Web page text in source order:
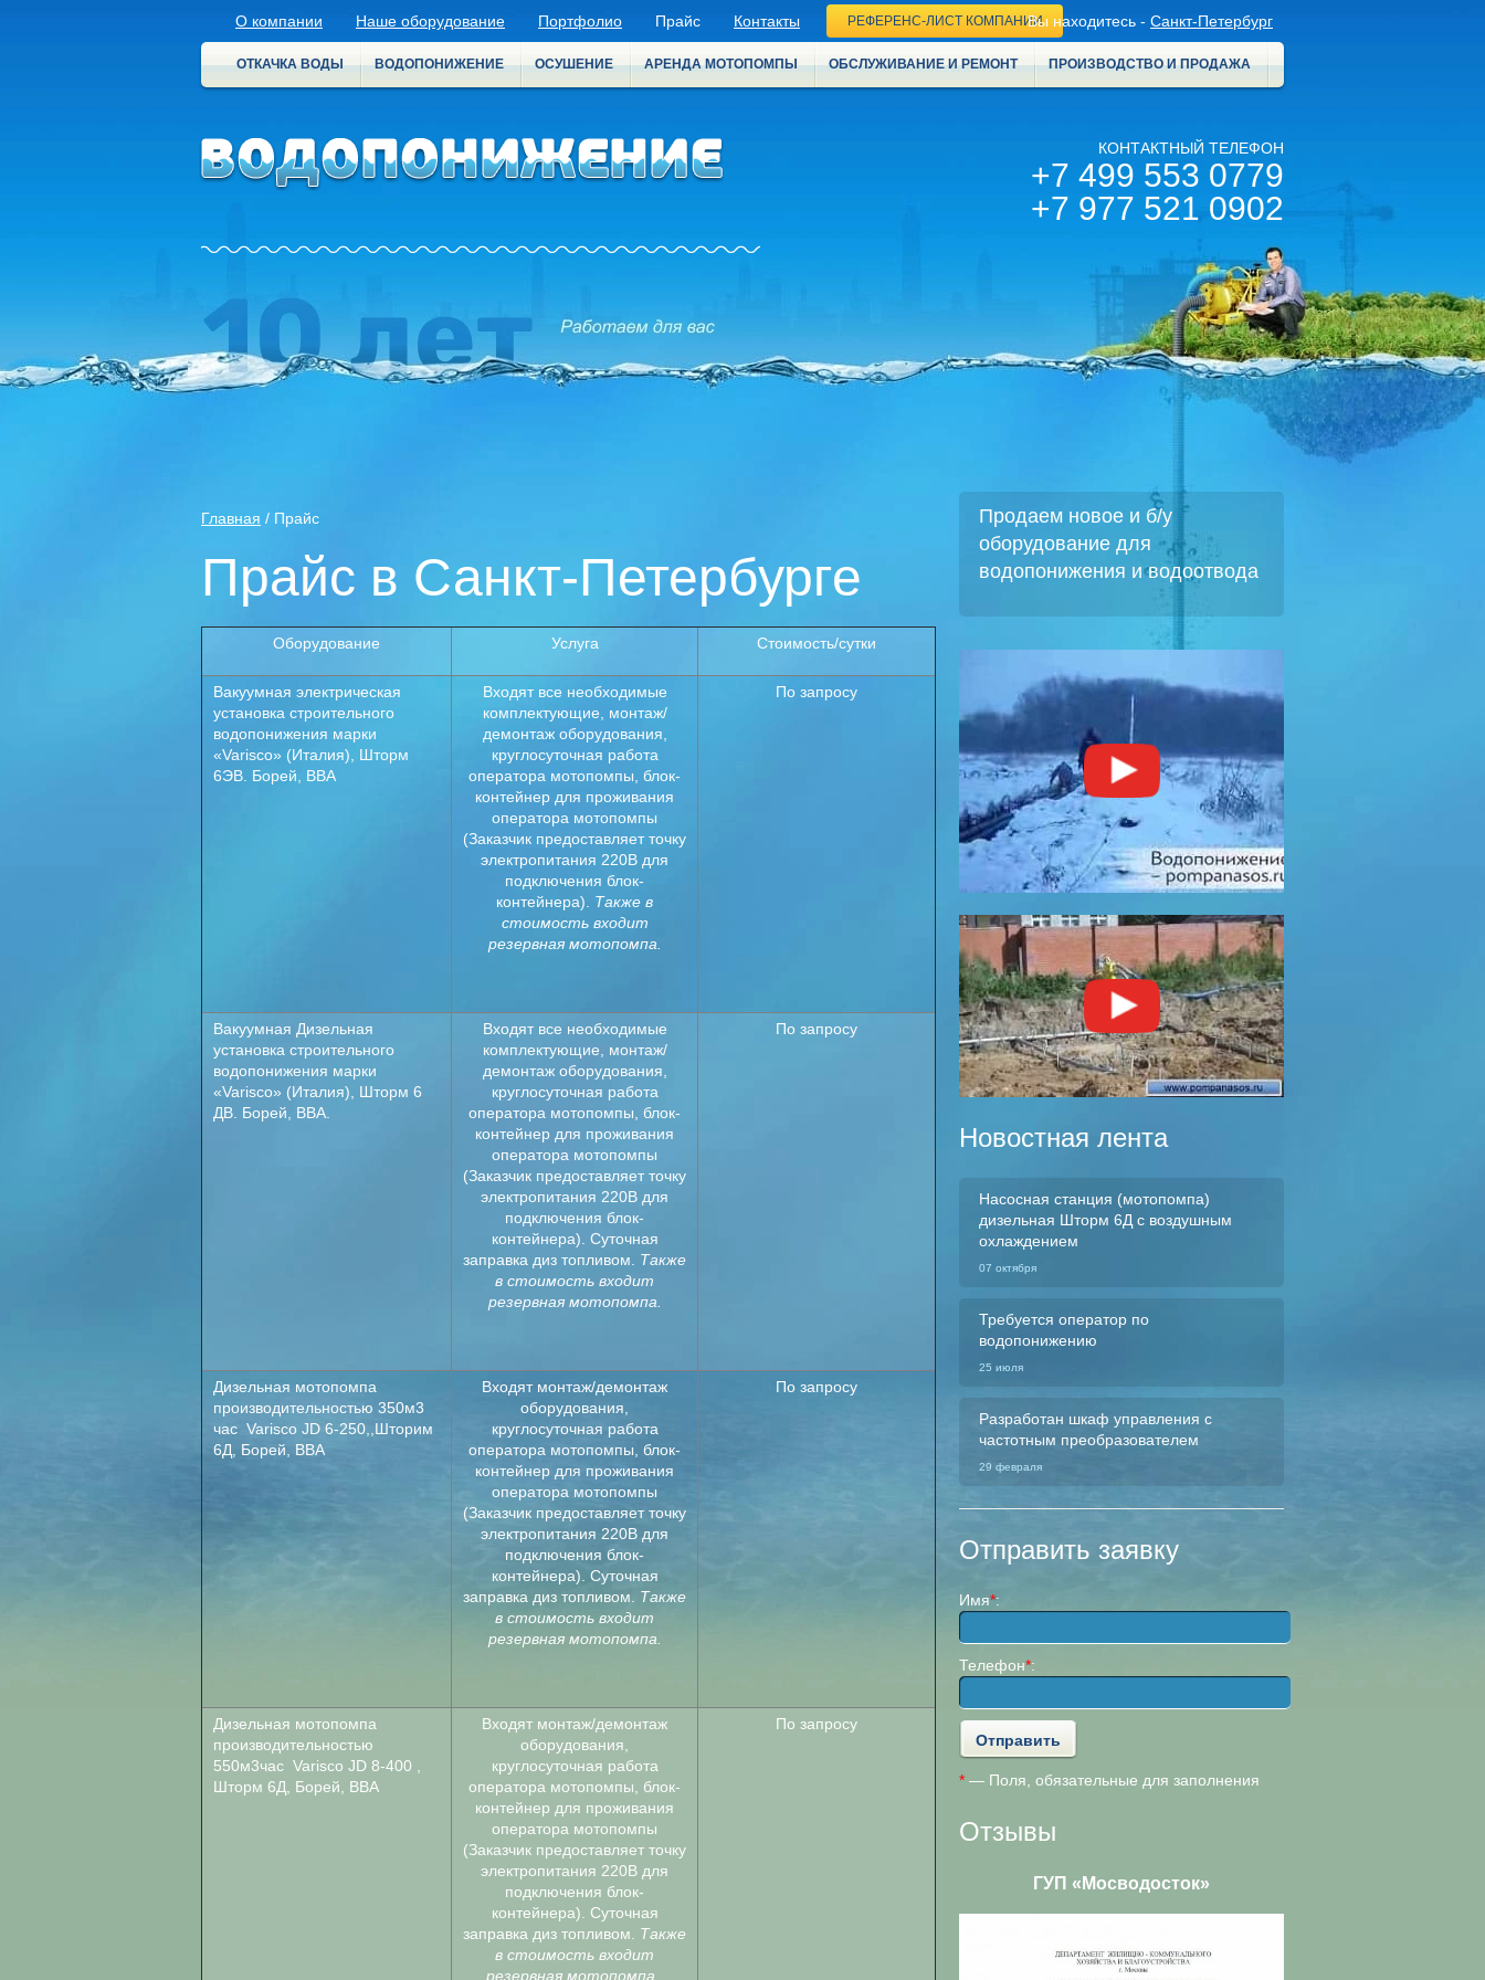
О компании Наше оборудование Портфолио Прайс Контакты РЕФЕРЕНС-ЛИСТ КОМПАНИИВы находитесь - Санкт-Петербург
ОТКАЧКА ВОДЫ ВОДОПОНИЖЕНИЕ ОСУШЕНИЕ АРЕНДА МОТОПОМПЫ ОБСЛУЖИВАНИЕ И РЕМОНТ ПРОИЗВОДСТВО И ПРОДАЖА
КОНТАКТНЫЙ ТЕЛЕФОН
+7 499 553 0779
+7 977 521 0902
Главная / Прайс
Прайс в Санкт-Петербурге
Оборудование Услуга Стоимость/сутки
Вакуумная электрическая
установка строительного
водопонижения марки
«Varisco» (Италия), Шторм
6ЭВ. Борей, ВВА
Входят все необходимые
комплектующие, монтаж/
демонтаж оборудования,
круглосуточная работа
оператора мотопомпы, блок-
контейнер для проживания
оператора мотопомпы
(Заказчик предоставляет точку
электропитания 220В для
подключения блок-
контейнера). Также в
стоимость входит
резервная мотопомпа.
По запросу
Вакуумная Дизельная
установка строительного
водопонижения марки
«Varisco» (Италия), Шторм 6
ДВ. Борей, ВВА.
Входят все необходимые
комплектующие, монтаж/
демонтаж оборудования,
круглосуточная работа
оператора мотопомпы, блок-
контейнер для проживания
оператора мотопомпы
(Заказчик предоставляет точку
электропитания 220В для
подключения блок-
контейнера). Суточная
заправка диз топливом. Также
в стоимость входит
резервная мотопомпа.
По запросу
Дизельная мотопомпа
производительностью 350м3
час Varisco JD 6-250,,Шторим
6Д, Борей, ВВА
Входят монтаж/демонтаж
оборудования,
круглосуточная работа
оператора мотопомпы, блок-
контейнер для проживания
оператора мотопомпы
(Заказчик предоставляет точку
электропитания 220В для
подключения блок-
контейнера). Суточная
заправка диз топливом. Также
в стоимость входит
резервная мотопомпа.
По запросу
Дизельная мотопомпа
производительностью
550м3час Varisco JD 8-400 ,
Шторм 6Д, Борей, ВВА
Входят монтаж/демонтаж
оборудования,
круглосуточная работа
оператора мотопомпы, блок-
контейнер для проживания
оператора мотопомпы
(Заказчик предоставляет точку
электропитания 220В для
подключения блок-
контейнера). Суточная
заправка диз топливом. Также
в стоимость входит
резервная мотопомпа .
По запросу
Продаем новое и б/у
оборудование для
водопонижения и водоотвода
Новостная лента
Насосная станция (мотопомпа)
дизельная Шторм 6Д с воздушным
охлаждением
07 октября
Требуется оператор по
водопонижению
25 июля
Разработан шкаф управления с
частотным преобразователем
29 февраля
Отправить заявку
Имя*:
Телефон*:
* — Поля, обязательные для заполнения
Отзывы
ГУП «Мосводосток»